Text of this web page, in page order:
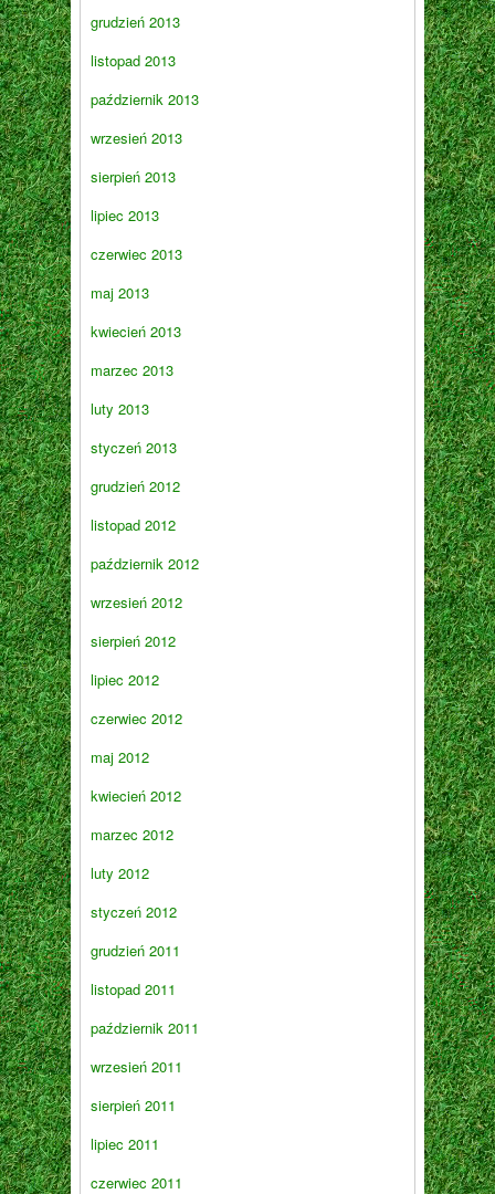
grudzień 2013
listopad 2013
październik 2013
wrzesień 2013
sierpień 2013
lipiec 2013
czerwiec 2013
maj 2013
kwiecień 2013
marzec 2013
luty 2013
styczeń 2013
grudzień 2012
listopad 2012
październik 2012
wrzesień 2012
sierpień 2012
lipiec 2012
czerwiec 2012
maj 2012
kwiecień 2012
marzec 2012
luty 2012
styczeń 2012
grudzień 2011
listopad 2011
październik 2011
wrzesień 2011
sierpień 2011
lipiec 2011
czerwiec 2011